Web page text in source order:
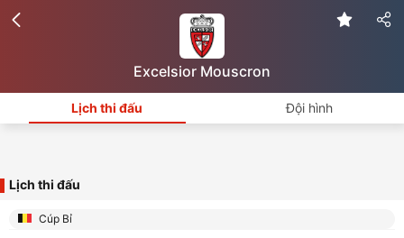
Excelsior Mouscron
Lịch thi đấu Đội hình
Lịch thi đấu
Cúp Bỉ